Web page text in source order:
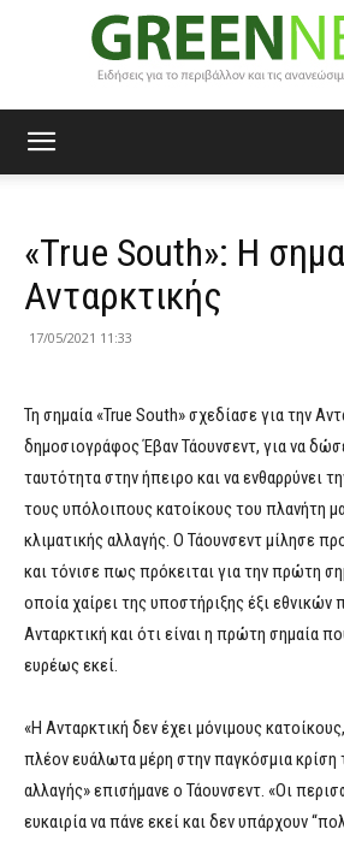
News
«True South»: Η
Ανταρκτικής
17/05/2021 11:33
Τη σημαία «True South» σχεδίασε για την
δημοσιογράφος Έβαν Τάουνσεντ, για να
ταυτότητα στην ήπειρο και να ενθαρρύνει
τους υπόλοιπους κατοίκους του πλανήτη
κλιματικής αλλαγής. O Τάουνσεντ μίλησε
και τόνισε πως πρόκειται για την πρώτη
οποία χαίρει της υποστήριξης έξι
Ανταρκτική και ότι είναι η πρώτη σημαία
ευρέως εκεί.
«Η Ανταρκτική δεν έχει μόνιμους
πλέον ευάλωτα μέρη στην παγκόσμια κρίση
αλλαγής» επισήμανε ο Τάουνσεντ. «Οι
ευκαιρία να πάνε εκεί και δεν υπάρχουν